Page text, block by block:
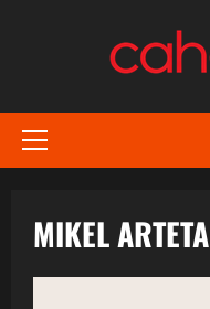
Primary
MIKEL ARTETA